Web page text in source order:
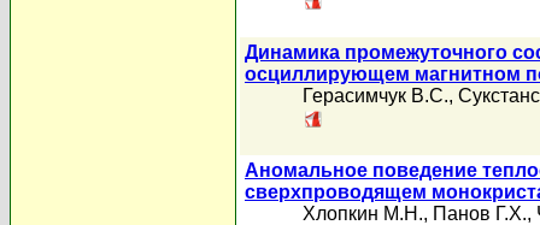
Динамика промежуточного
осциллирующем магнитном
Герасимчук В.С.,
Аномальное поведение
сверхпроводящем
Хлопкин М.Н., Панов Г.Х.,